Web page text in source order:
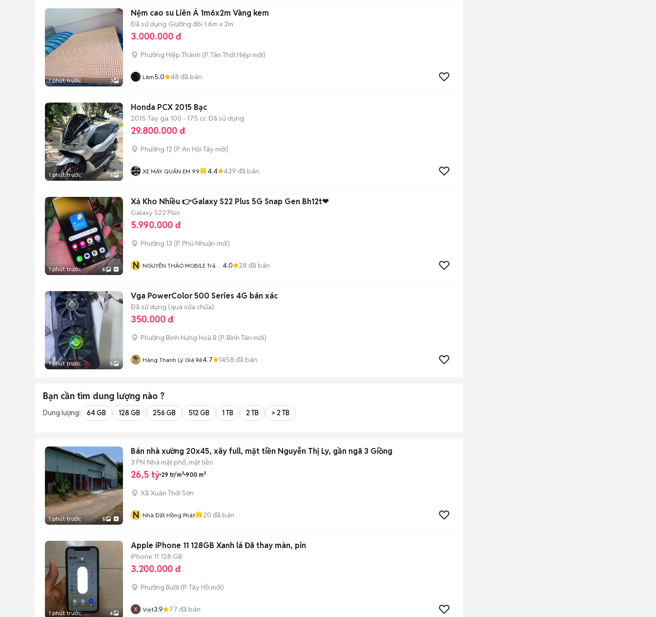
1 phút trước 3
Nệm cao su Liên Á 1m6x2m Vàng kem
Đã sử dụng Giường đôi 1.6m x 2m
3.000.000 đ
Phường Hiệp Thành (P. Tân Thới Hiệp mới)
Lâm5.0 48 đã bán
1 phút trước 5
Honda PCX 2015 Bạc
2015 Tay ga 100 - 175 cc Đã sử dụng
29.800.000 đ
Phường 12 (P. An Hội Tây mới)
XE MÁY QUÂN EM 99 4.4 439 đã bán
1 phút trước 6
Xả Kho Nhiều 👉Galaxy S22 Plus 5G Snap Gen Bh12t❤
Galaxy S22 Plus
5.990.000 đ
Phường 13 (P. Phú Nhuận mới)
N NGUYÊN THẢO MOBILE Trả
4.0 28 đã bán
1 phút trước 5
Vga PowerColor 500 Series 4G bán xác
Đã sử dụng (qua sửa chữa)
350.000 đ
Phường Bình Hưng Hoà B (P. Bình Tân mới)
Hàng Thanh Lý Giá Rẻ4.7 1458 đã bán
Bạn cần tìm dung lượng nào ?
Dung lượng: 64 GB 128 GB 256 GB 512 GB 1 TB 2 TB > 2 TB
1 phút trước 5
Bán nhà xưởng 20x45, xây full, mặt tiền Nguyễn Thị Ly, gần ngã 3 Giồng
3 PN Nhà mặt phố, mặt tiền
26,5 tỷ 29 tr/m² 900 m²
Xã Xuân Thới Sơn
N Nhà Đất Hồng Phát 20 đã bán
1 phút trước 6
Apple iPhone 11 128GB Xanh lá Đã thay màn, pin
iPhone 11 128 GB
3.200.000 đ
Phường Bưởi (P. Tây Hồ mới)
Viet3.9 77 đã bán